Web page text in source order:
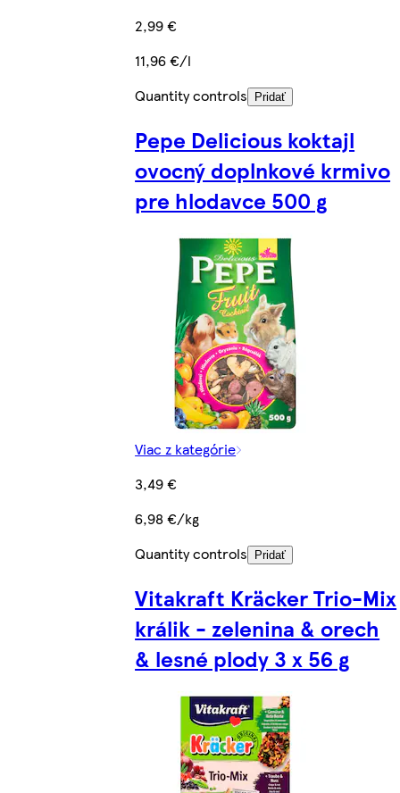
2,99 €
11,96 €/l
Quantity controls
Pridať
Pepe Delicious koktajl
ovocný doplnkové krmivo
pre hlodavce 500 g
Viac z kategórie
3,49 €
6,98 €/kg
Quantity controls
Pridať
Vitakraft Kräcker Trio-Mix
králik - zelenina & orech
& lesné plody 3 x 56 g